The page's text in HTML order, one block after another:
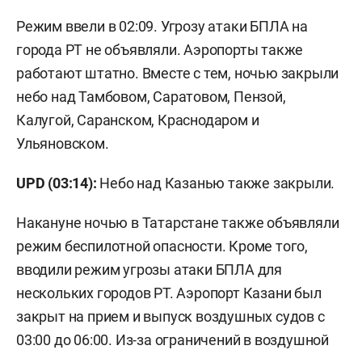
Режим ввели в 02:09. Угрозу атаки БПЛА на
города РТ не объявляли. Аэропорты также
работают штатно. Вместе с тем, ночью закрыли
небо над Тамбовом, Саратовом, Пензой,
Калугой, Саранском, Краснодаром и
Ульяновском.
UPD (03:14): Небо над Казанью также закрыли.
Накануне ночью в Татарстане также объявляли
режим беспилотной опасности. Кроме того,
вводили режим угрозы атаки БПЛА для
нескольких городов РТ. Аэропорт Казани был
закрыт на прием и выпуск воздушных судов с
03:00 до 06:00. Из-за ограничений в воздушной